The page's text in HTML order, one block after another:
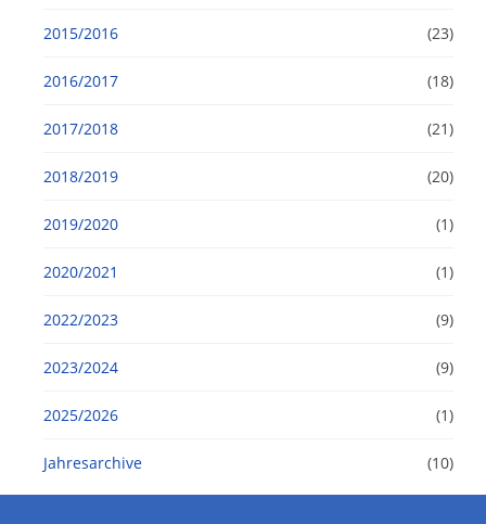
2015/2016 (23)
2016/2017 (18)
2017/2018 (21)
2018/2019 (20)
2019/2020 (1)
2020/2021 (1)
2022/2023 (9)
2023/2024 (9)
2025/2026 (1)
Jahresarchive (10)